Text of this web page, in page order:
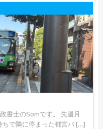
書士のSomです。 先週月
ちで隣に停まった都営バ […]